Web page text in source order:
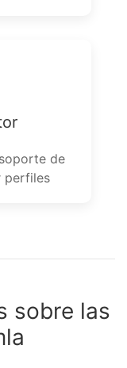
de
perfiles
sobre las